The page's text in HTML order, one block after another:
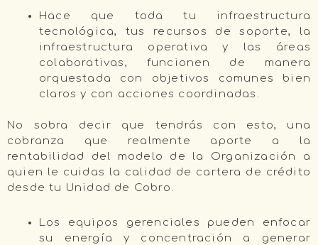
Hace que toda tu infraestructura
tecnológica, tus recursos de soporte, la
infraestructura operativa y las áreas
colaborativas, funcionen de manera
orquestada con objetivos comunes bien
claros y con acciones coordinadas.
No sobra decir que tendrás con esto, una
cobranza que realmente aporte a la
rentabilidad del modelo de la Organización a
quien le cuidas la calidad de cartera de crédito
desde tu Unidad de Cobro.
Los equipos gerenciales pueden enfocar
su energía y concentración a generar